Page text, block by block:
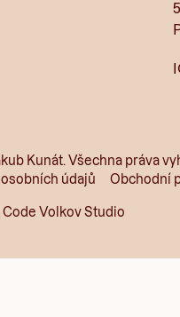
Kunát. Všechna práva
údajů
Obchodní
Code Volkov Studio